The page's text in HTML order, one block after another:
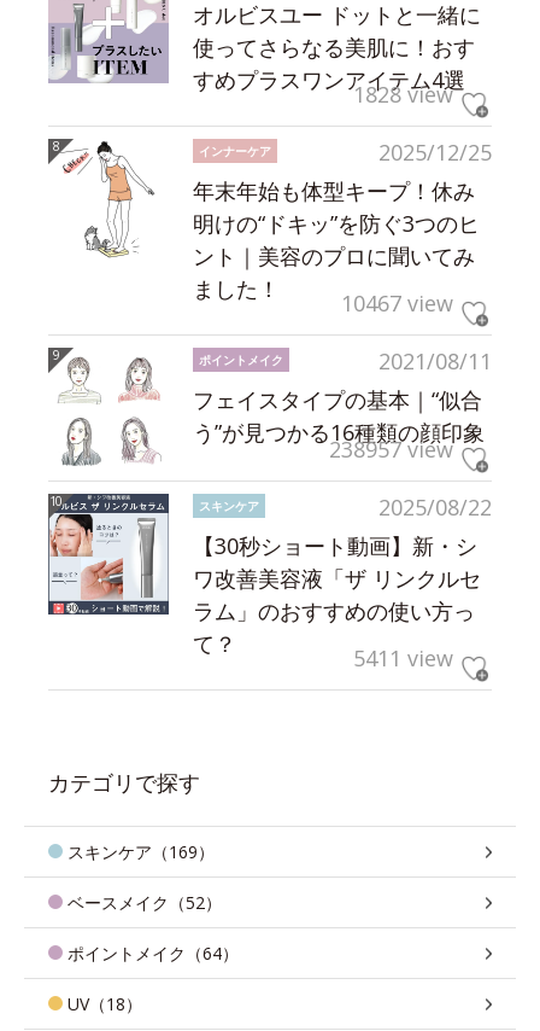
オルビスユー ドットと一緒に
使ってさらなる美肌に！おす
すめプラスワンアイテム4選
1828 view
2025/12/25
インナーケア
年末年始も体型キープ！休み
明けの“ドキッ”を防ぐ3つのヒ
ント｜美容のプロに聞いてみ
ました！
10467 view
2021/08/11
ポイントメイク
フェイスタイプの基本｜“似合
う”が見つかる16種類の顔印象
238957 view
2025/08/22
スキンケア
【30秒ショート動画】新・シ
ワ改善美容液「ザ リンクルセ
ラム」のおすすめの使い方っ
て？
5411 view
カテゴリで探す
スキンケア（169）
ベースメイク（52）
ポイントメイク（64）
UV（18）